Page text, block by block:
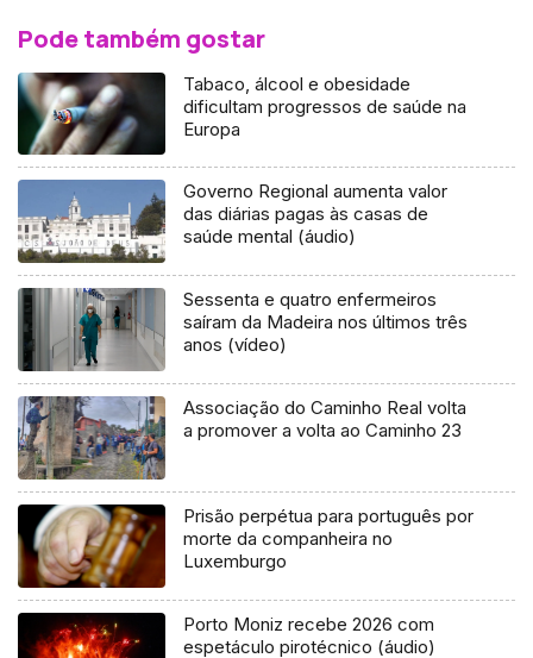
Pode também gostar
Tabaco, álcool e obesidade
dificultam progressos de saúde na
Europa
Governo Regional aumenta valor
das diárias pagas às casas de
saúde mental (áudio)
Sessenta e quatro enfermeiros
saíram da Madeira nos últimos três
anos (vídeo)
Associação do Caminho Real volta
a promover a volta ao Caminho 23
Prisão perpétua para português por
morte da companheira no
Luxemburgo
Porto Moniz recebe 2026 com
espetáculo pirotécnico (áudio)